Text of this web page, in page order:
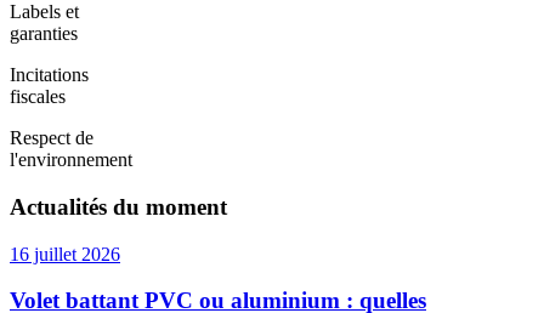
Labels et
garanties
Incitations
fiscales
Respect de
l'environnement
Actualités du moment
16 juillet 2026
Volet battant PVC ou aluminium : quelles